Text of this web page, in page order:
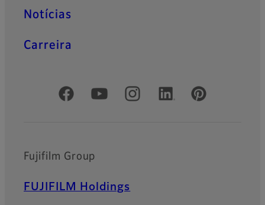
Notícias
Carreira
Redes Sociais Oficiais
Fujifilm Group
FUJIFILM Holdings